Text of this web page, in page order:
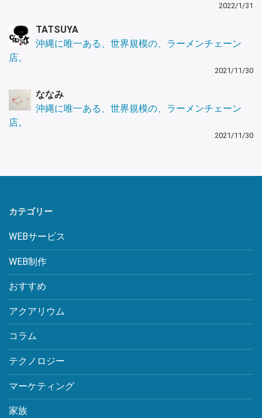
2022/1/31
TATSUYA
沖縄に唯一ある、世界規模の、ラーメンチェーン
店。
2021/11/30
ななみ
沖縄に唯一ある、世界規模の、ラーメンチェーン
店。
2021/11/30
カテゴリー
WEBサービス
WEB制作
おすすめ
アクアリウム
コラム
テクノロジー
マーケティング
家族